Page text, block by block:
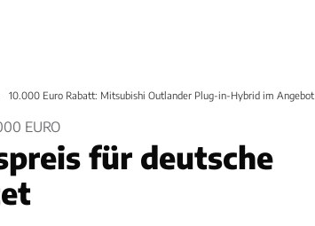
10.000 Euro Rabatt: Mitsubishi Outlander Plug-in-Hybrid im Angebot
EURO
für deutsche